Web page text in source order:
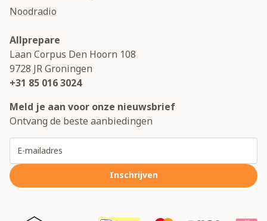
Noodradio
Allprepare
Laan Corpus Den Hoorn 108
9728 JRGroningen
+31 85 016 3024
Meld je aan voor onze nieuwsbrief
Ontvang de beste aanbiedingen
Inschrijven